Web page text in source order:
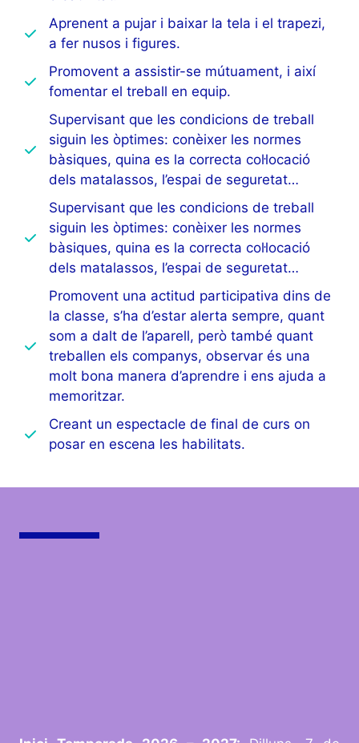
Aprenent a pujar i baixar la tela i el trapezi,
a fer nusos i figures.
Promovent a assistir-se mútuament, i així
fomentar el treball en equip.
Supervisant que les condicions de treball
siguin les òptimes: conèixer les normes
bàsiques, quina es la correcta col·locació
dels matalassos, l’espai de seguretat…
Supervisant que les condicions de treball
siguin les òptimes: conèixer les normes
bàsiques, quina es la correcta col·locació
dels matalassos, l’espai de seguretat…
Promovent una actitud participativa dins de
la classe, s’ha d’estar alerta sempre, quant
som a dalt de l’aparell, però també quant
treballen els companys, observar és una
molt bona manera d’aprendre i ens ajuda a
memoritzar.
Creant un espectacle de final de curs on
posar en escena les habilitats.